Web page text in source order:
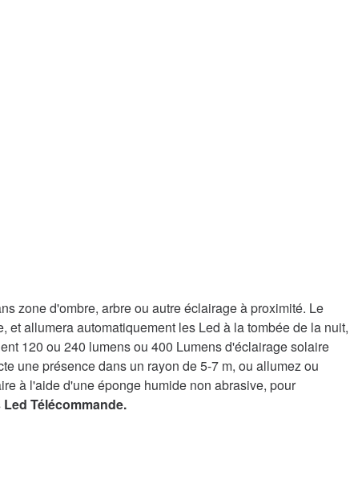
zone d'ombre, arbre ou autre éclairage à proximité. Le
allumera automatiquement les Led à la tombée de la nuit,
120 ou 240 lumens ou 400 Lumens d'éclairage solaire
une présence dans un rayon de 5-7 m, ou allumez ou
à l'aide d'une éponge humide non abrasive, pour
Télécommande.